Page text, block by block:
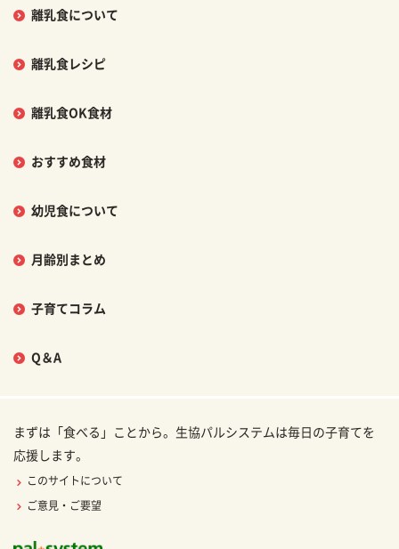
離乳食について
離乳食レシピ
離乳食OK食材
おすすめ食材
幼児食について
月齢別まとめ
子育てコラム
Q＆A
まずは「食べる」ことから。生協パルシステムは毎日の子育てを
応援します。
このサイトについて
ご意見・ご要望